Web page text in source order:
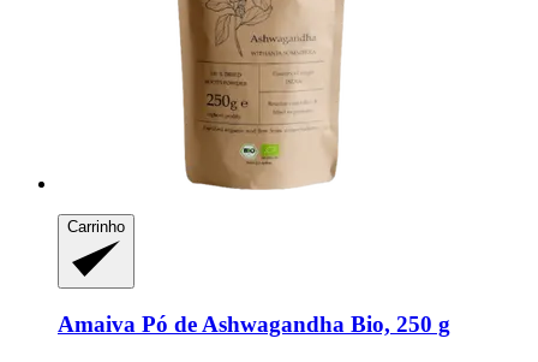
Carrinho
Amaiva Pó de Ashwagandha Bio, 250 g